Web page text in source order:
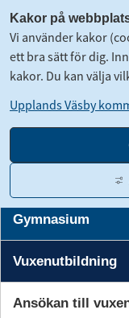
Kakor på
Vi använder kakor
ett bra sätt för dig.
kakor. Du kan välja
Upplands Väsby
Gå till innehåll
Translate
Gymnasium
Vuxenutbildning
Ansökan till